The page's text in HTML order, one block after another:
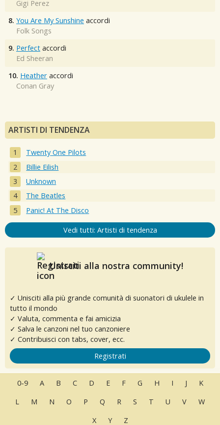
Gigi Perez
8. You Are My Sunshine accordi
Folk Songs
9. Perfect accordi
Ed Sheeran
10. Heather accordi
Conan Gray
ARTISTI DI TENDENZA
Twenty One Pilots
Billie Eilish
Unknown
The Beatles
Panic! At The Disco
Vedi tutti: Artisti di tendenza
Unisciti alla nostra community!
✓ Unisciti alla più grande comunità di suonatori di ukulele in
tutto il mondo
✓ Valuta, commenta e fai amicizia
✓ Salva le canzoni nel tuo canzoniere
✓ Contribuisci con tabs, cover, ecc.
Registrati
0-9 A B C D E F G H I J
K
L
M N O P Q R S T U V
W
X
Y Z